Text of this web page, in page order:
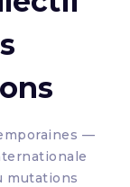
—
mutations